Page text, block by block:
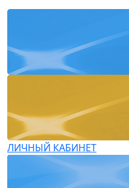
ЛИЧНЫЙ КАБИНЕТ